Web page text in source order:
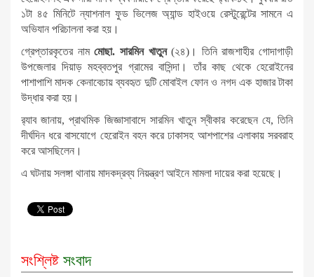
১টা ৪৫ মিনিটে ন্যাশনাল ফুড ভিলেজ অ্যান্ড হাইওয়ে রেস্টুরেন্টের সামনে এ
অভিযান পরিচালনা করা হয়।
গ্রেপ্তারকৃতের নামমোছা. সারমিন খাতুন(২৪)। তিনি রাজশাহীর গোদাগাড়ী
উপজেলার দিয়াড় মহব্বতপুর গ্রামের বাসিন্দা। তাঁর কাছ থেকে হেরোইনের
পাশাপাশি মাদক কেনাবেচায় ব্যবহৃত দুটি মোবাইল ফোন ও নগদ এক হাজার টাকা
উদ্ধার করা হয়।
র‌্যাব জানায়, প্রাথমিক জিজ্ঞাসাবাদে সারমিন খাতুন স্বীকার করেছেন যে, তিনি
দীর্ঘদিন ধরে বাসযোগে হেরোইন বহন করে ঢাকাসহ আশপাশের এলাকায় সরবরাহ
করে আসছিলেন।
এ ঘটনায় সলঙ্গা থানায় মাদকদ্রব্য নিয়ন্ত্রণ আইনে মামলা দায়ের করা হয়েছে।
সংশ্লিষ্ট সংবাদ